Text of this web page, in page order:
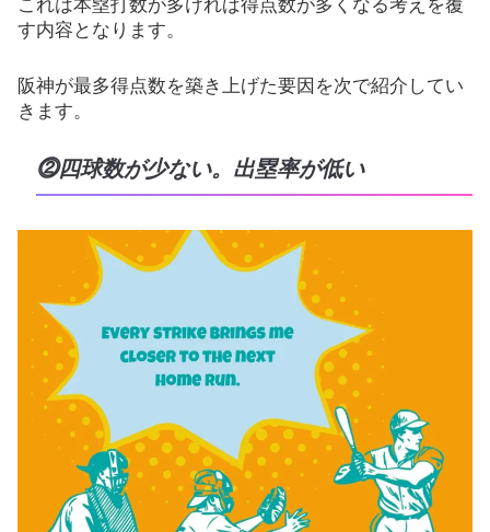
これは本塁打数が多ければ得点数が多くなる考えを覆
す内容となります。
阪神が最多得点数を築き上げた要因を次で紹介してい
きます。
⓶四球数が少ない。出塁率が低い